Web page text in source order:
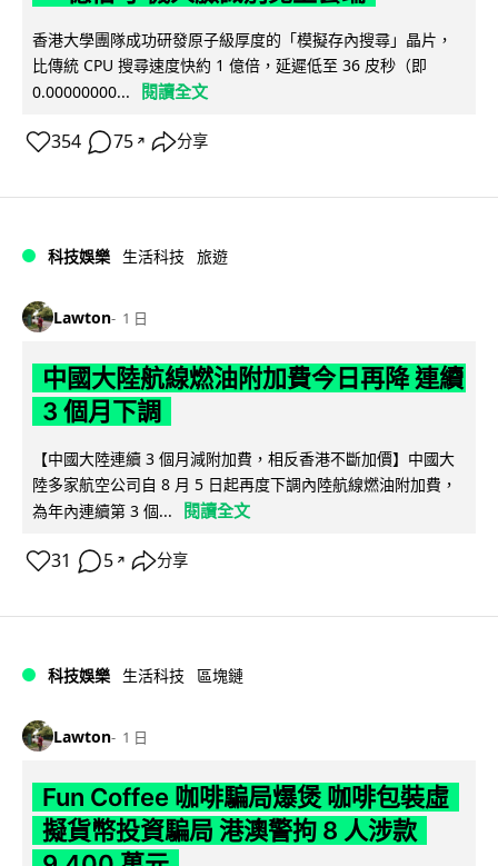
香港大學團隊成功研發原子級厚度的「模擬存內搜尋」晶片，
比傳統 CPU 搜尋速度快約 1 億倍，延遲低至 36 皮秒（即
0.00000000...
閱讀全文
354 75 ↗ 分享
科技娛樂 生活科技 旅遊
Lawton 1 日
中國大陸航線燃油附加費今日再降 連續
3 個月下調
【中國大陸連續 3 個月減附加費，相反香港不斷加價】中國大
陸多家航空公司自 8 月 5 日起再度下調內陸航線燃油附加費，
為年內連續第 3 個...
閱讀全文
31 5 ↗ 分享
科技娛樂 生活科技 區塊鏈
Lawton 1 日
Fun Coffee 咖啡騙局爆煲 咖啡包裝虛
擬貨幣投資騙局 港澳警拘 8 人涉款